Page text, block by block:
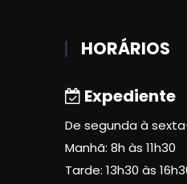
HORÁRIOS
Expediente
De segunda à
Manhã: 8h às 11h30
Tarde: 13h30 às